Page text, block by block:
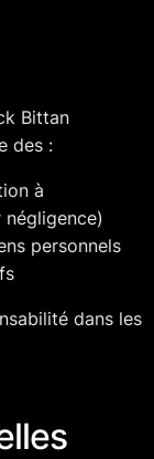
Bittan
des :
à
négligence)
personnels
dans les